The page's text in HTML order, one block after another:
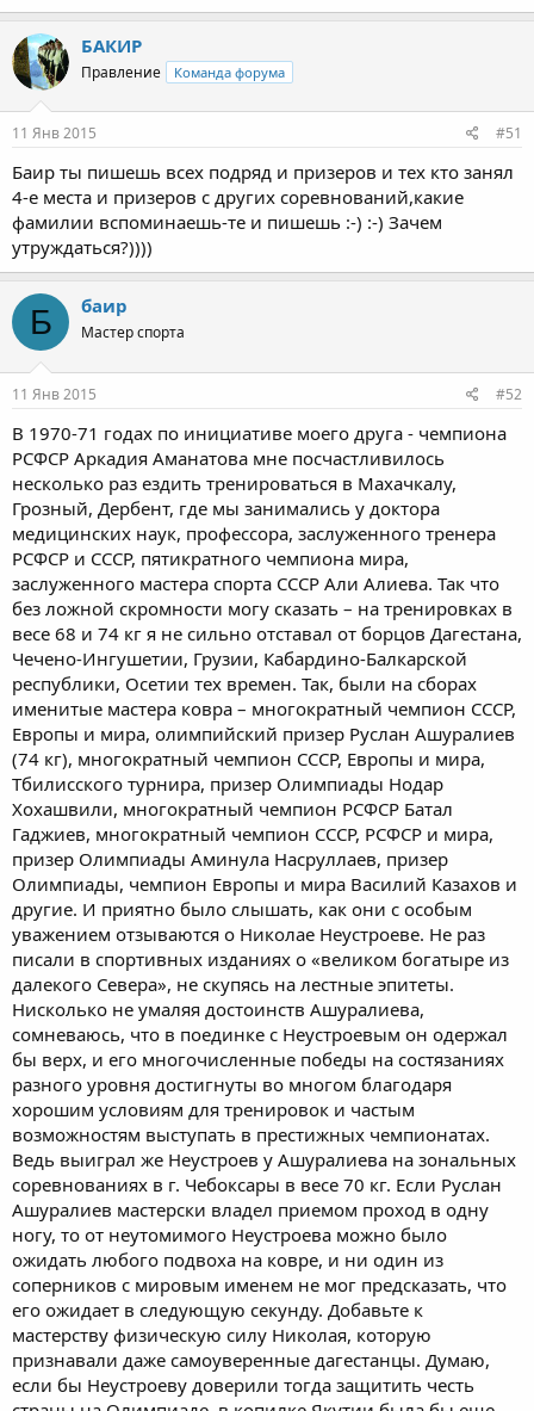
БАКИР
Правление Команда форума
11 Янв 2015 #51
Баир ты пишешь всех подряд и призеров и тех кто занял
4-е места и призеров с других соревнований,какие
фамилии вспоминаешь-те и пишешь :-) :-) Зачем
утруждаться?))))
Б баир
Мастер спорта
11 Янв 2015 #52
В 1970-71 годах по инициативе моего друга - чемпиона
РСФСР Аркадия Аманатова мне посчастливилось
несколько раз ездить тренироваться в Махачкалу,
Грозный, Дербент, где мы занимались у доктора
медицинских наук, профессора, заслуженного тренера
РСФСР и СССР, пятикратного чемпиона мира,
заслуженного мастера спорта СССР Али Алиева. Так что
без ложной скромности могу сказать – на тренировках в
весе 68 и 74 кг я не сильно отставал от борцов Дагестана,
Чечено-Ингушетии, Грузии, Кабардино-Балкарской
республики, Осетии тех времен. Так, были на сборах
именитые мастера ковра – многократный чемпион СССР,
Европы и мира, олимпийский призер Руслан Ашуралиев
(74 кг), многократный чемпион СССР, Европы и мира,
Тбилисского турнира, призер Олимпиады Нодар
Хохашвили, многократный чемпион РСФСР Батал
Гаджиев, многократный чемпион СССР, РСФСР и мира,
призер Олимпиады Аминула Насруллаев, призер
Олимпиады, чемпион Европы и мира Василий Казахов и
другие. И приятно было слышать, как они с особым
уважением отзываются о Николае Неустроеве. Не раз
писали в спортивных изданиях о «великом богатыре из
далекого Севера», не скупясь на лестные эпитеты.
Нисколько не умаляя достоинств Ашуралиева,
сомневаюсь, что в поединке с Неустроевым он одержал
бы верх, и его многочисленные победы на состязаниях
разного уровня достигнуты во многом благодаря
хорошим условиям для тренировок и частым
возможностям выступать в престижных чемпионатах.
Ведь выиграл же Неустроев у Ашуралиева на зональных
соревнованиях в г. Чебоксары в весе 70 кг. Если Руслан
Ашуралиев мастерски владел приемом проход в одну
ногу, то от неутомимого Неустроева можно было
ожидать любого подвоха на ковре, и ни один из
соперников с мировым именем не мог предсказать, что
его ожидает в следующую секунду. Добавьте к
мастерству физическую силу Николая, которую
признавали даже самоуверенные дагестанцы. Думаю,
если бы Неустроеву доверили тогда защитить честь